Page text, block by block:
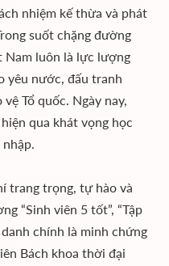
nhiệm kế thừa và phát
suốt chặng đường
Nam luôn là lực lượng
yêu nước, đấu tranh
Tổ quốc. Ngày nay,
qua khát vọng học
trang trọng, tự hào và
“Sinh viên 5 tốt”, “Tập
chính là minh chứng
Bách khoa thời đại